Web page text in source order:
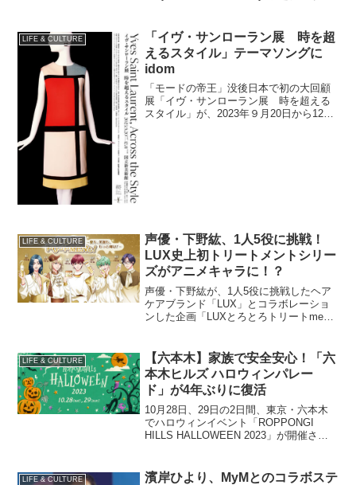
LIFE & CULTURE
「イヴ・サンローラン展 時を超
えるスタイル」テーマソングに
idom
「モードの帝王」没後日本で初の大回顧
展「イヴ・サンローラン展 時を超える
スタイル」が、2023年９月20日から12月
LIFE & CULTURE
声優・下野紘、1人5役に挑戦！
LUX史上初トリートメントシリー
ズがアニメキャラに！？
声優・下野紘が、1人5役に挑戦したヘア
ケアブランド「LUX」とコラボレーショ
ンした企画「LUXとろとろトリートmen
LIFE & CULTURE
【六本木】家族で安全安心！「六
本木ヒルズ ハロウィンパレー
ド」が4年ぶりに復活
10月28日、29日の2日間、東京・六本木
でハロウィンイベント「ROPPONGI
HILLS HALLOWEEN 2023」が開催され
ド」。子供から大人まで3000人...
LIFE & CULTURE
濱岸ひより、MyMとのコラボステ